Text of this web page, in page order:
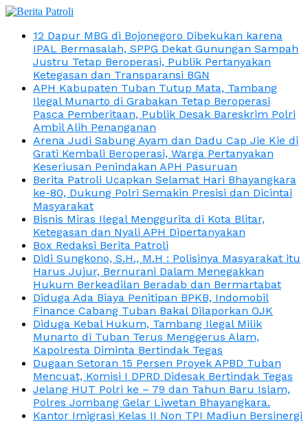
12 Dapur MBG di Bojonegoro Dibekukan karena
IPAL Bermasalah, SPPG Dekat Gunungan Sampah
Justru Tetap Beroperasi, Publik Pertanyakan
Ketegasan dan Transparansi BGN
APH Kabupaten Tuban Tutup Mata, Tambang
Ilegal Munarto di Grabakan Tetap Beroperasi
Pasca Pemberitaan, Publik Desak Bareskrim Polri
Ambil Alih Penanganan
Arena Judi Sabung Ayam dan Dadu Cap Jie Kie di
Grati Kembali Beroperasi, Warga Pertanyakan
Keseriusan Penindakan APH Pasuruan
Berita Patroli Ucapkan Selamat Hari Bhayangkara
ke-80, Dukung Polri Semakin Presisi dan Dicintai
Masyarakat
Bisnis Miras Ilegal Menggurita di Kota Blitar,
Ketegasan dan Nyali APH Dipertanyakan
Box Redaksi Berita Patroli
Didi Sungkono, S.H., M.H : Polisinya Masyarakat itu
Harus Jujur, Bernurani Dalam Menegakkan
Hukum Berkeadilan Beradab dan Bermartabat
Diduga Ada Biaya Penitipan BPKB, Indomobil
Finance Cabang Tuban Bakal Dilaporkan OJK
Diduga Kebal Hukum, Tambang Ilegal Milik
Munarto di Tuban Terus Menggerus Alam,
Kapolresta Diminta Bertindak Tegas
Dugaan Setoran 15 Persen Proyek APBD Tuban
Mencuat, Komisi I DPRD Didesak Bertindak Tegas
Jelang HUT Polri ke – 79 dan Tahun Baru Islam,
Polres Jombang Gelar Liwetan Bhayangkara.
Kantor Imigrasi Kelas II Non TPI Madiun Bersinergi